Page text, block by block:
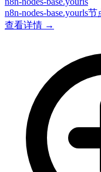
n8n-nodes-base.yourls节
查看详情 →